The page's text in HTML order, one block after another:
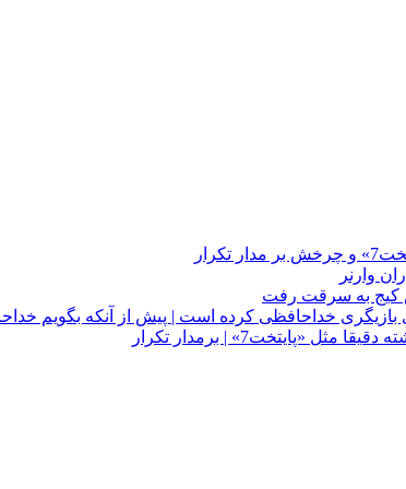
خداحافظی کرده است | پیش از آنکه بگویم
| برمدار تکرار